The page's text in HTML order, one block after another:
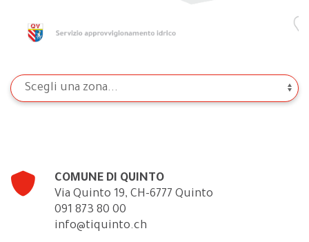
COMUNE DI QUINTO
Via Quinto 19, CH-6777 Quinto
091 873 80 00
info@tiquinto.ch